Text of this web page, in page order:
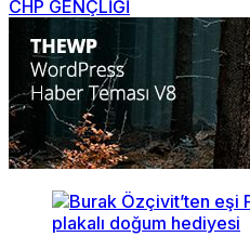
CHP GENÇLİĞİ